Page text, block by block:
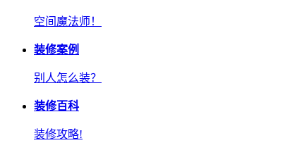
空间魔法师！
装修案例
别人怎么装？
装修百科
装修攻略!